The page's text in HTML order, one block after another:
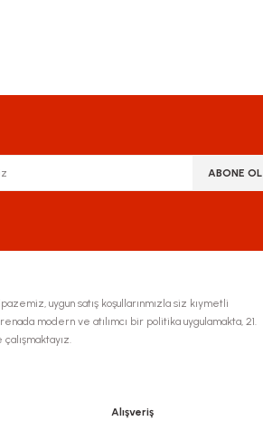
ABONE OL
uygun satış koşullarınmızla siz kıymetli
modern ve atılımcı bir politika uygulamakta, 21.
Alışveriş